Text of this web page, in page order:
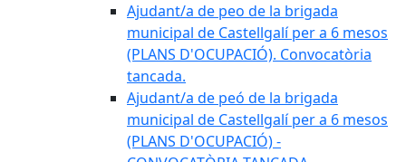
Ajudant/a de peo de la brigada
municipal de Castellgalí per a 6 mesos
(PLANS D'OCUPACIÓ). Convocatòria
tancada.
Ajudant/a de peó de la brigada
municipal de Castellgalí per a 6 mesos
(PLANS D'OCUPACIÓ) -